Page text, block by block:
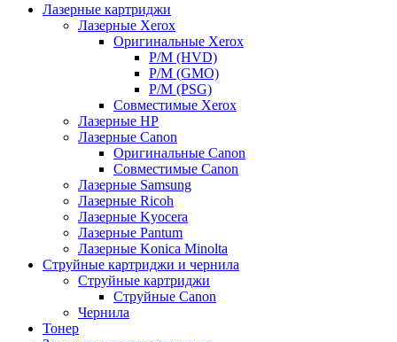
Лазерные картриджи
Лазерные Xerox
Оригинальные Xerox
Р/М (HVD)
Р/М (GMO)
Р/М (PSG)
Совместимые Xerox
Лазерные HP
Лазерные Canon
Оригинальные Canon
Совместимые Canon
Лазерные Samsung
Лазерные Ricoh
Лазерные Kyocera
Лазерные Pantum
Лазерные Konica Minolta
Струйные картриджи и чернила
Струйные картриджи
Струйные Canon
Чернила
Тонер